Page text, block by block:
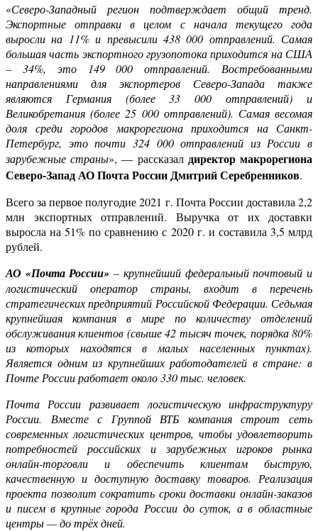
«Северо-Западный регион подтверждает общий тренд.
Экспортные отправки в целом с начала текущего года
выросли на 11% и превысили 438 000 отправлений. Самая
большая часть экспортного грузопотока приходится на США
– 34%, это 149 000 отправлений. Востребованными
направлениями для экспортеров Северо-Запада также
являются Германия (более 33 000 отправлений) и
Великобретания (более 25 000 отправлений). Самая весомая
доля среди городов макрорегиона приходится на Санкт-
Петербург, это почти 324 000 отправлений из России в
зарубежные страны», — рассказал директор макрорегиона
Северо-Запад АО Почта России Дмитрий Серебренников.
Всего за первое полугодие 2021 г. Почта России доставила 2,2
млн экспортных отправлений. Выручка от их доставки
выросла на 51% по сравнению с 2020 г. и составила 3,5 млрд
рублей.
АО «Почта России» – крупнейший федеральный почтовый и
логистический оператор страны, входит в перечень
стратегических предприятий Российской Федерации. Седьмая
крупнейшая компания в мире по количеству отделений
обслуживания клиентов (свыше 42 тысяч точек, порядка 80%
из которых находятся в малых населенных пунктах).
Является одним из крупнейших работодателей в стране: в
Почте России работает около 330 тыс. человек.
Почта России развивает логистическую инфраструктуру
России. Вместе с Группой ВТБ компания строит сеть
современных логистических центров, чтобы удовлетворить
потребностей российских и зарубежных игроков рынка
онлайн-торговли и обеспечить клиентам быструю,
качественную и доступную доставку товаров. Реализация
проекта позволит сократить сроки доставки онлайн-заказов
и писем в крупные города России до суток, а в областные
центры — до трёх дней.